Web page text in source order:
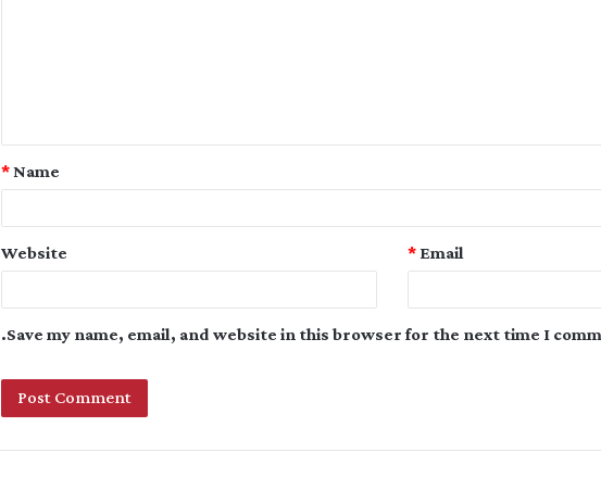
Name
*
Email
*
Website
Save my name, email, and website in this browser for the next time I